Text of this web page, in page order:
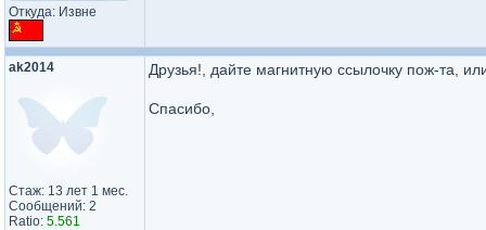
Откуда: Извне
ak2014
Стаж: 13 лет 1 мес.
Сообщений: 2
Ratio: 5.561
Друзья!, дайте магнитную ссылочку пож-та,
Спасибо,